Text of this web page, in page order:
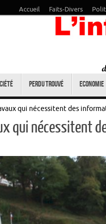
Accueil Faits-Divers
Perdu trouvé Economie
qui nécessitent des
qui nécessitent